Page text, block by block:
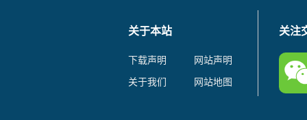
关于本站
下载声明
网站声明
关于我们
网站地图
关注